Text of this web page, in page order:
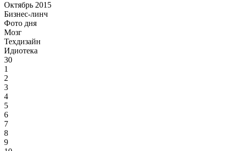
Октябрь 2015
Бизнес-линч
Фото дня
Мозг
Техдизайн
Идиотека
30
1
2
3
4
5
6
7
8
9